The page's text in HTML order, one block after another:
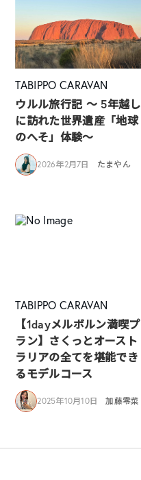
TABIPPO CARAVAN
ウルル旅行記 ～ 5年越し
に訪れた世界遺産「地球
のへそ」体験～
2026年2月7日 たまやん
TABIPPO CARAVAN
【1dayメルボルン満喫プ
ラン】さくっとオースト
ラリアの全てを堪能でき
るモデルコース
2025年10月10日 加藤零菜